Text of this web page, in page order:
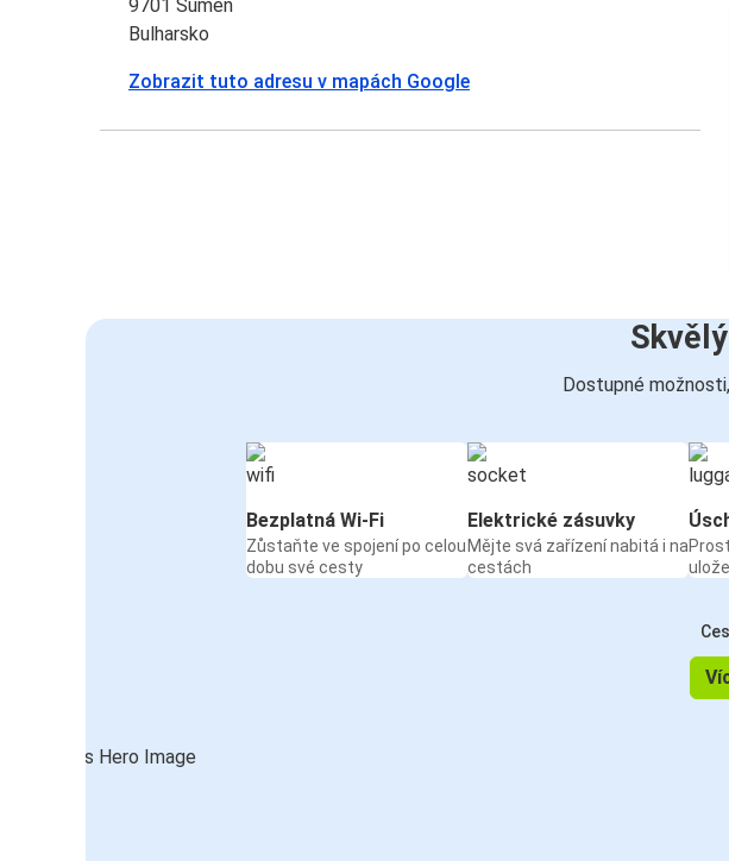
9701 Šumen
Bulharsko
Zobrazit tuto adresu v mapách Google
Dostupné
Bezplatná Wi-Fi
Zůstaňte ve spojení po celou
dobu své cesty
Elektrické zásuvky
Mějte svá zařízení nabitá i na
cestách